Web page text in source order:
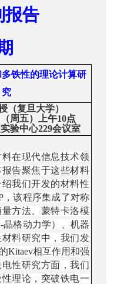
报告
铁性的理论计算研
究
（复旦大学）
周五）上午10点
验中心229会议室
在现代信息技术领
告聚焦于这些材料
我们开发的材料性
，该程序集成了对称
方法、蒙特卡洛模
-晶格动力学）、机器
料研究中，我们发
Kitaev相互作用和强
性研究方面，我们
理论，突破铁电一